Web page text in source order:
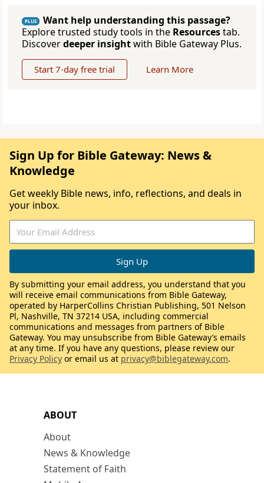
PLUS
Want help understanding this passage?
Explore trusted study tools in the Resourcestab.
Discoverdeeper insightwith Bible Gateway Plus.
Start 7-day free trial Learn More
ABOUT
About
News & Knowledge
Statement of Faith
Sign Up for Bible Gateway: News &
Knowledge
Get weekly Bible news, info, reflections, and deals in
your inbox.
By submitting your email address, you understand that you
will receive email communications from Bible Gateway,
operated by HarperCollins Christian Publishing, 501 Nelson
Pl, Nashville, TN 37214 USA, including commercial
communications and messages from partners of Bible
Gateway. You may unsubscribe from Bible Gateway’s emails
at any time. If you have any questions, please review our
Privacy Policy or email us at privacy@biblegateway.com.